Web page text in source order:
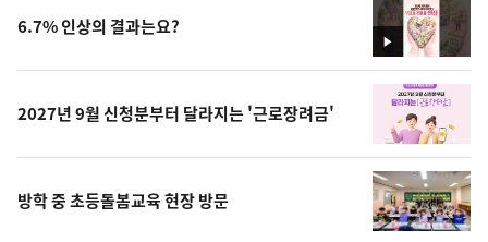
영
상
6.7% 인상의 결과는요?
2027년 9월 신청분부터 달라지는 '근로장려금'
방학 중 초등돌봄교육 현장 방문